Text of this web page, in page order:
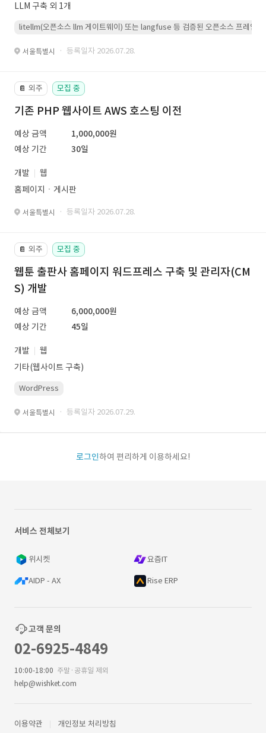
LLM 구축 외 1개
litellm(오픈소스 llm 게이트웨이) 또는 langfuse 등 검증된 오픈소스 프레임워
서울특별시 · 등록일자 2026.07.28.
📔 외주 모집 중
기존 PHP 웹사이트 AWS 호스팅 이전
예상 금액
1,000,000원
예상 기간
30일
개발
웹
홈페이지ㆍ게시판
서울특별시 · 등록일자 2026.07.28.
📔 외주 모집 중
웹툰 출판사 홈페이지 워드프레스 구축 및 관리자(CM
S) 개발
예상 금액
6,000,000원
예상 기간
45일
개발
웹
기타(웹사이트 구축)
WordPress
서울특별시 · 등록일자 2026.07.29.
로그인하여 편리하게 이용하세요!
서비스 전체보기
위시켓 요즘IT
AIDP - AX Rise ERP
고객 문의
02-6925-4849
10:00-18:00 주말·공휴일 제외
help@wishket.com
이용약관 개인정보 처리방침